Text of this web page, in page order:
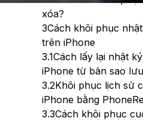
xóa?
3Cách khôi phục
trên iPhone
3.1Cách lấy lại nhật
iPhone từ bản sao
3.2Khôi phục lịch sử
iPhone bằng
3.3Cách khôi phục